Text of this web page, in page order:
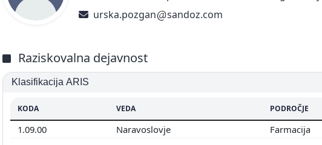
urska.pozgan
sandoz.com
Raziskovalna dejavnost
Klasifikacija ARIS
KODA VEDA PODROČJE
1.09.00 Naravoslovje Farmacija